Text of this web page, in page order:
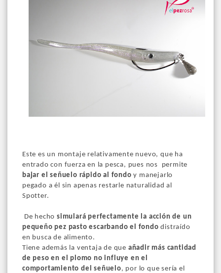
Este es un montaje relativamente nuevo, que ha
entrado con fuerza en la pesca, pues nos permite
bajar el señuelo rápido al fondo y manejarlo
pegado a él sin apenas restarle naturalidad al
Spotter.
De hecho simulará perfectamente la acción de un
pequeño pez pasto escarbando el fondo distraído
en busca de alimento.
Tiene además la ventaja de que añadir más cantidad
de peso en el plomo no influye en el
comportamiento del señuelo, por lo que sería el